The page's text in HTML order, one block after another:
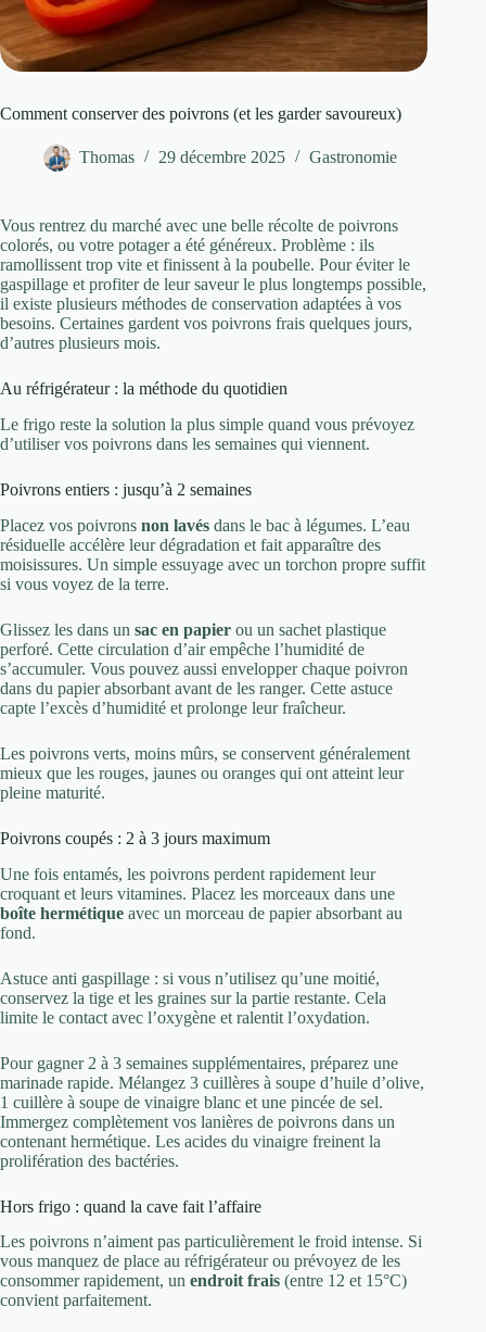
Comment conserver des poivrons (et les garder savoureux)
Thomas 29 décembre 2025 Gastronomie
Vous rentrez du marché avec une belle récolte de poivrons
colorés, ou votre potager a été généreux. Problème : ils
ramollissent trop vite et finissent à la poubelle. Pour éviter le
gaspillage et profiter de leur saveur le plus longtemps possible,
il existe plusieurs méthodes de conservation adaptées à vos
besoins. Certaines gardent vos poivrons frais quelques jours,
d’autres plusieurs mois.
Au réfrigérateur : la méthode du quotidien
Le frigo reste la solution la plus simple quand vous prévoyez
d’utiliser vos poivrons dans les semaines qui viennent.
Poivrons entiers : jusqu’à 2 semaines
Placez vos poivrons non lavés dans le bac à légumes. L’eau
résiduelle accélère leur dégradation et fait apparaître des
moisissures. Un simple essuyage avec un torchon propre suffit
si vous voyez de la terre.
Glissez les dans un sac en papier ou un sachet plastique
perforé. Cette circulation d’air empêche l’humidité de
s’accumuler. Vous pouvez aussi envelopper chaque poivron
dans du papier absorbant avant de les ranger. Cette astuce
capte l’excès d’humidité et prolonge leur fraîcheur.
Les poivrons verts, moins mûrs, se conservent généralement
mieux que les rouges, jaunes ou oranges qui ont atteint leur
pleine maturité.
Poivrons coupés : 2 à 3 jours maximum
Une fois entamés, les poivrons perdent rapidement leur
croquant et leurs vitamines. Placez les morceaux dans une
boîte hermétique avec un morceau de papier absorbant au
fond.
Astuce anti gaspillage : si vous n’utilisez qu’une moitié,
conservez la tige et les graines sur la partie restante. Cela
limite le contact avec l’oxygène et ralentit l’oxydation.
Pour gagner 2 à 3 semaines supplémentaires, préparez une
marinade rapide. Mélangez 3 cuillères à soupe d’huile d’olive,
1 cuillère à soupe de vinaigre blanc et une pincée de sel.
Immergez complètement vos lanières de poivrons dans un
contenant hermétique. Les acides du vinaigre freinent la
prolifération des bactéries.
Hors frigo : quand la cave fait l’affaire
Les poivrons n’aiment pas particulièrement le froid intense. Si
vous manquez de place au réfrigérateur ou prévoyez de les
consommer rapidement, un endroit frais (entre 12 et 15°C)
convient parfaitement.